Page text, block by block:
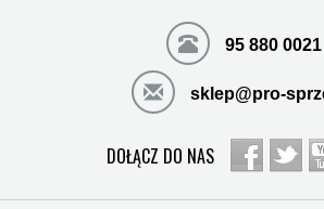
95 880 0021
sklep@pro-
DOŁĄCZ DO NAS